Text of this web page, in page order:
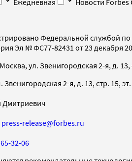
Федеральной службой
Эл № ФС77-82431 от 23 декабря
ул. Звенигородская 2-я, д. 13,
2-я, д. 13, стр. 15,
Дмитриевич
press-release@forbes.ru
32-06